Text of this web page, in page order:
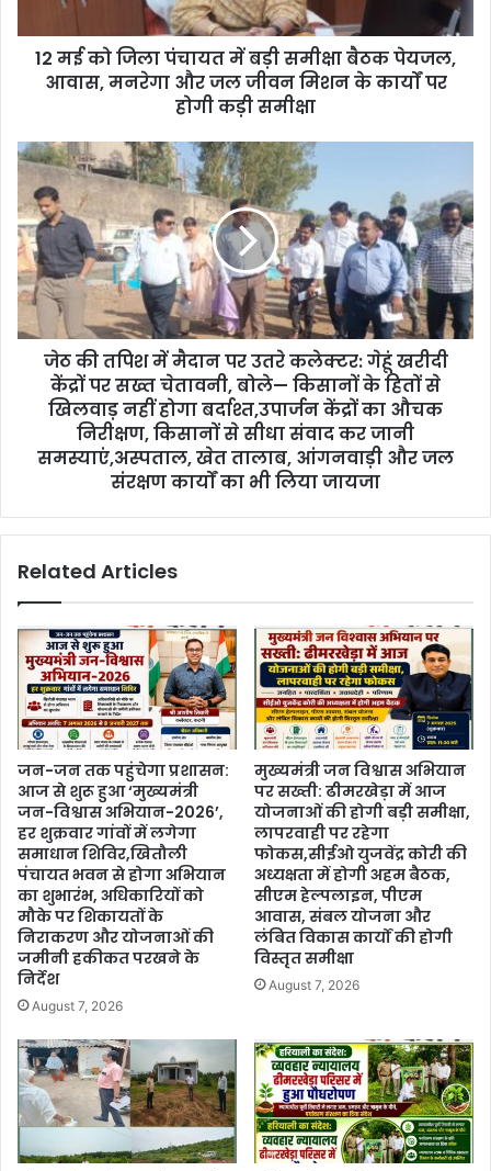
s
12 मई को जिला पंचायत में बड़ी समीक्षा बैठक पेयजल,
आवास, मनरेगा और जल जीवन मिशन के कार्यों पर
होगी कड़ी समीक्षा
जेठ की तपिश में मैदान पर उतरे कलेक्टर: गेहूं खरीदी
केंद्रों पर सख्त चेतावनी, बोले— किसानों के हितों से
खिलवाड़ नहीं होगा बर्दाश्त,उपार्जन केंद्रों का औचक
निरीक्षण, किसानों से सीधा संवाद कर जानी
समस्याएं,अस्पताल, खेत तालाब, आंगनवाड़ी और जल
संरक्षण कार्यों का भी लिया जायजा
Related Articles
जन-जन तक पहुंचेगा प्रशासन:
आज से शुरू हुआ ‘मुख्यमंत्री
जन-विश्वास अभियान-2026’,
हर शुक्रवार गांवों में लगेगा
समाधान शिविर,खितौली
पंचायत भवन से होगा अभियान
का शुभारंभ, अधिकारियों को
मौके पर शिकायतों के
निराकरण और योजनाओं की
जमीनी हकीकत परखने के
निर्देश
August 7, 2026
मुख्यमंत्री जन विश्वास अभियान
पर सख्ती: ढीमरखेड़ा में आज
योजनाओं की होगी बड़ी समीक्षा,
लापरवाही पर रहेगा
फोकस,सीईओ युजवेंद्र कोरी की
अध्यक्षता में होगी अहम बैठक,
सीएम हेल्पलाइन, पीएम
आवास, संबल योजना और
लंबित विकास कार्यों की होगी
विस्तृत समीक्षा
August 7, 2026